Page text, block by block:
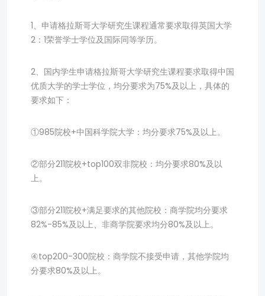
1、申请格拉斯哥大学研究生课程通常要求取得英国大学
2：1荣誉学士学位及国际同等学历。
2、国内学生申请格拉斯哥大学研究生课程要求取得中国
优质大学的学士学位，均分要求为75%及以上，具体的
要求如下：
①985院校+中国科学院大学：均分要求75%及以上。
②部分211院校+top100双非院校：均分要求80%及以
上。
③部分211院校+满足要求的其他院校：商学院均分要求
82%-85%及以上、非商学院要求均分80%及以上。
④top200-300院校：商学院不接受申请，其他学院均
分要求80%及以上。